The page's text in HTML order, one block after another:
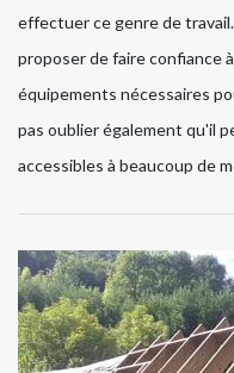
effectuer ce genre de
proposer de faire confiance
équipements nécessaires
pas oublier également qu'il
accessibles à beaucoup de